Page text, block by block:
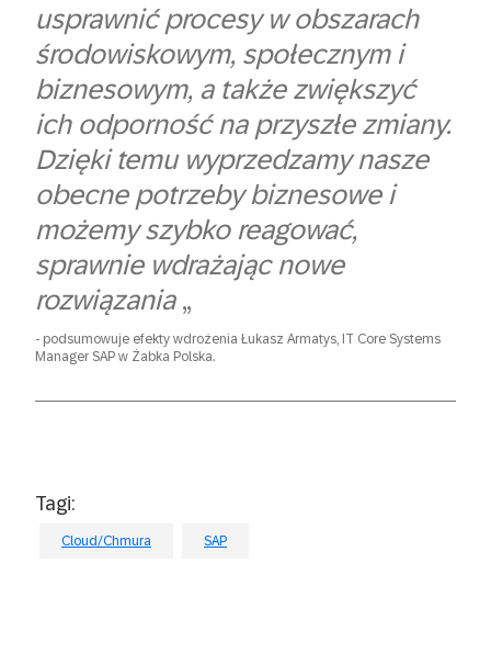
usprawnić procesy w obszarach
środowiskowym, społecznym i
biznesowym, a także zwiększyć
ich odporność na przyszłe zmiany.
Dzięki temu wyprzedzamy nasze
obecne potrzeby biznesowe i
możemy szybko reagować,
sprawnie wdrażając nowe
rozwiązania „
podsumowuje efekty wdrożenia Łukasz Armatys, IT Core Systems
Manager SAP w Żabka Polska.
Tagi:
Cloud/Chmura SAP